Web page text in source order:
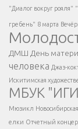
Есть вопрос?
Напишите нам
</span >
</
</
"Диалог вокруг рояля"
гребень" 8 марта
ДМШ День матери
человека Джаз-
Искитимская
МБУК
Мюзикл
елки Отчетный